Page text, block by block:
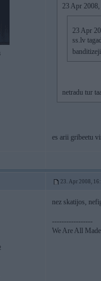
23 Apr
23 Apr
ss.lv
netradu tur
es arii gribeetu
23. Apr 2008,
nez skatijos,
-----------------
We Are All